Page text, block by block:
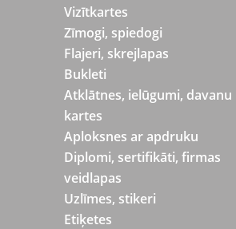
Vizītkartes
Zīmogi, spiedogi
Flajeri, skrejlapas
Bukleti
Atklātnes, ielūgumi, davanu
kartes
Aploksnes ar apdruku
Diplomi, sertifikāti, firmas
veidlapas
Uzlīmes, stikeri
Etiķetes